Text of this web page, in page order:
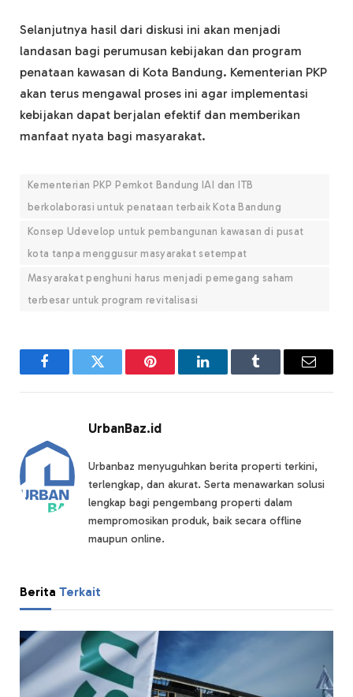
Selanjutnya hasil dari diskusi ini akan menjadi
landasan bagi perumusan kebijakan dan program
penataan kawasan di Kota Bandung. Kementerian PKP
akan terus mengawal proses ini agar implementasi
kebijakan dapat berjalan efektif dan memberikan
manfaat nyata bagi masyarakat.
Kementerian PKP Pemkot Bandung IAI dan ITB
berkolaborasi untuk penataan terbaik Kota Bandung
Konsep Udevelop untuk pembangunan kawasan di pusat
kota tanpa menggusur masyarakat setempat
Masyarakat penghuni harus menjadi pemegang saham
terbesar untuk program revitalisasi
FacebookTwitter Pinterest LinkedInTumblr Email
UrbanBaz.id
Urbanbaz menyuguhkan berita properti terkini,
terlengkap, dan akurat. Serta menawarkan solusi
lengkap bagi pengembang properti dalam
mempromosikan produk, baik secara offline
maupun online.
Berita Terkait